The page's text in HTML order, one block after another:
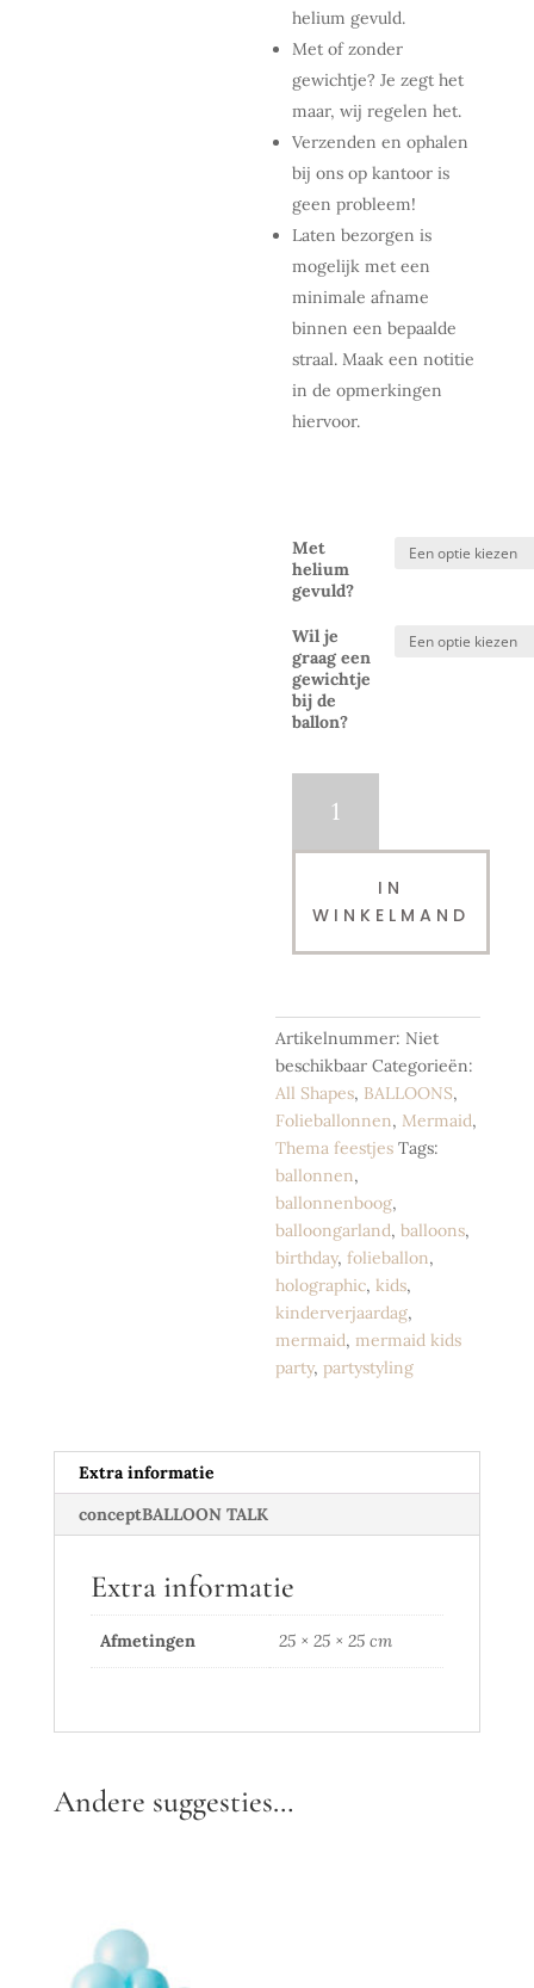
helium gevuld.
Met of zonder
gewichtje? Je zegt het
maar, wij regelen het.
Verzenden en ophalen
bij ons op kantoor is
geen probleem!
Laten bezorgen is
mogelijk met een
minimale afname
binnen een bepaalde
straal. Maak een notitie
in de opmerkingen
hiervoor.
Met
helium
gevuld?
Wil je
graag een
gewichtje
bij de
ballon?
Glitter
|
aantal
IN
WINKELMAND
Artikelnummer: Niet
beschikbaar Categorieën:
All Shapes, BALLOONS,
Folieballonnen, Mermaid,
Thema feestjes Tags:
ballonnen,
ballonnenboog,
balloongarland,balloons,
birthday,folieballon,
holographic, kids,
kinderverjaardag,
mermaid,mermaid kids
party,partystyling
Extra informatie
conceptBALLOON TALK
Extra informatie
Afmetingen 25 × 25 × 25 cm
Andere suggesties…